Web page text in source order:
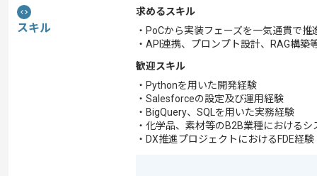
スキル
求めるスキル
・PoCから実装フェーズを一気通貫で推
・API連携、プロンプト設計、RAG構
歓迎スキル
・Pythonを用いた開発経験
・Salesforceの設定及び運用経験
・BigQuery、SQLを用いた実務経験
・化学品、素材等のB2B業種における
・DX推進プロジェクトにおけるFDE経験